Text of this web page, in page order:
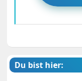
Du bist hier: